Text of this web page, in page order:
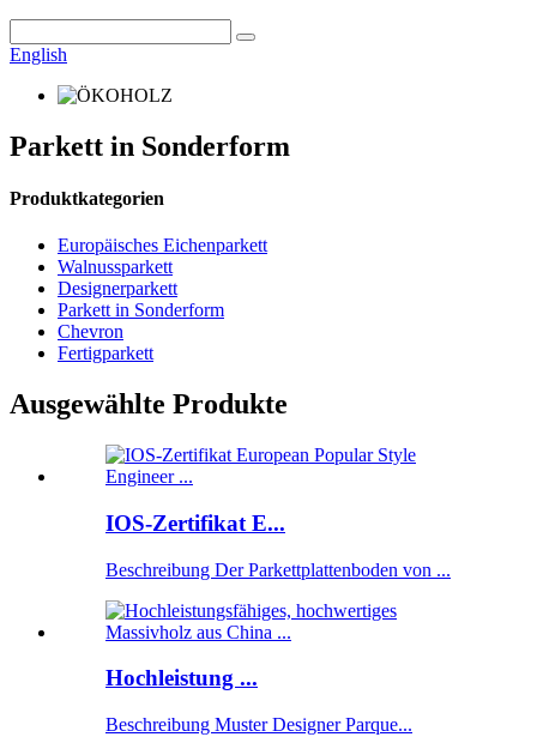
English
Parkett in Sonderform
Produktkategorien
Europäisches Eichenparkett
Walnussparkett
Designerparkett
Parkett in Sonderform
Chevron
Fertigparkett
Ausgewählte Produkte
IOS-Zertifikat E...
Beschreibung Der Parkettplattenboden von ...
Hochleistung ...
Beschreibung Muster Designer Parque...